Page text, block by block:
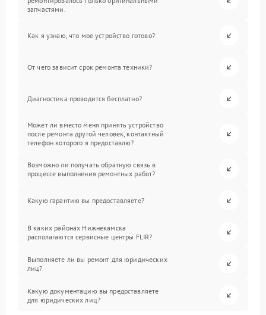
запчастями.
Как я узнаю, что мое устройство готово?
От чего зависит срок ремонта техники?
Диагностика проводится бесплатно?
Может ли вместо меня принять устройство
после ремонта другой человек, контактный
телефон которого я предоставлю?
Возможно ли получать обратную связь в
процессе выполнения ремонтных работ?
Какую гарантию вы предоставляете?
В каких районах Нижнекамска
располагаются сервисные центры FLIR?
Выполняете ли вы ремонт для юридических
лиц?
Какую документацию вы предоставляете
для юридических лиц?